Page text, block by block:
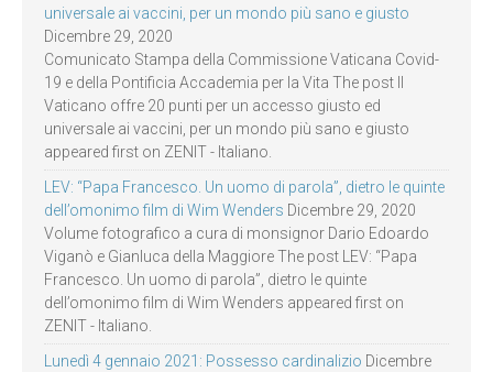
universale ai vaccini, per un mondo più sano e giusto
Dicembre 29, 2020
Comunicato Stampa della Commissione Vaticana Covid-
19 e della Pontificia Accademia per la Vita The post Il
Vaticano offre 20 punti per un accesso giusto ed
universale ai vaccini, per un mondo più sano e giusto
appeared first on ZENIT - Italiano.
LEV: “Papa Francesco. Un uomo di parola”, dietro le quinte
dell’omonimo film di Wim Wenders Dicembre 29, 2020
Volume fotografico a cura di monsignor Dario Edoardo
Viganò e Gianluca della Maggiore The post LEV: “Papa
Francesco. Un uomo di parola”, dietro le quinte
dell’omonimo film di Wim Wenders appeared first on
ZENIT - Italiano.
Lunedì 4 gennaio 2021: Possesso cardinalizio Dicembre